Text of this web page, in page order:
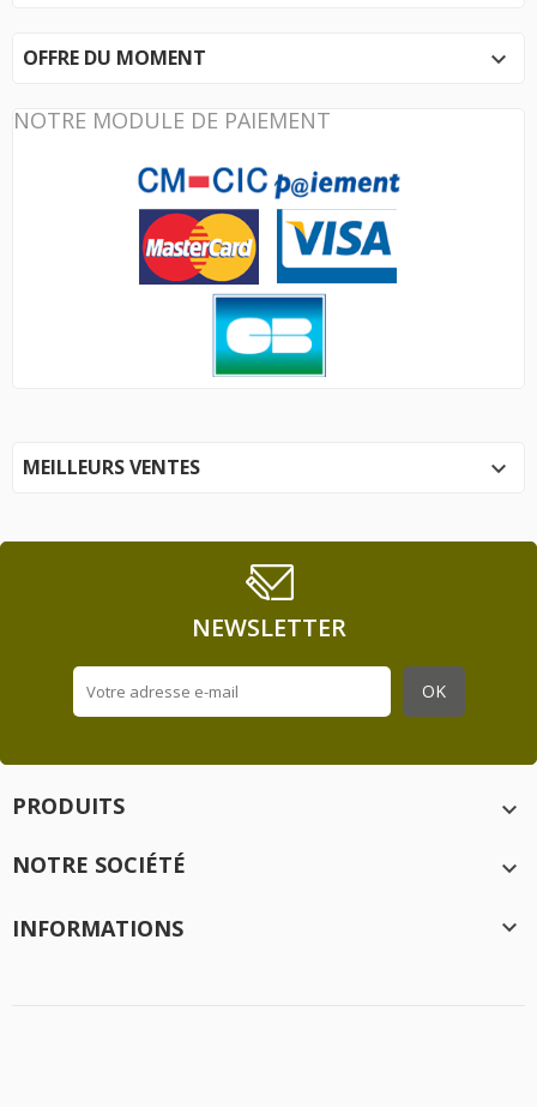
OFFRE DU MOMENT 
NOTRE MODULE DE PAIEMENT
MEILLEURS VENTES 
NEWSLETTER
PRODUITS

NOTRE SOCIÉTÉ

INFORMATIONS 